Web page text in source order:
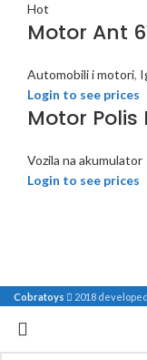
Hot
Motor Ant
Automobili i motori,
Login to see prices
Motor Polis
Vozila na akumulator
Login to see prices
Cobratoys 2018